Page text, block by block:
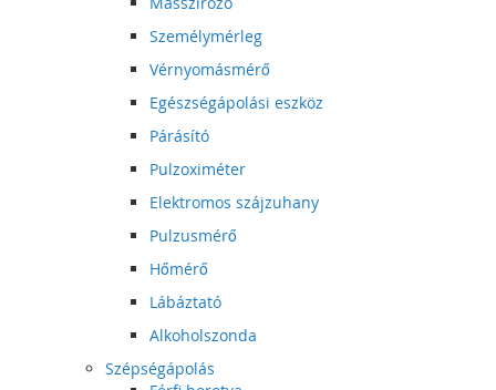
Személymérleg
Vérnyomásmérő
Egészségápolási eszköz
Párásító
Pulzoximéter
Elektromos szájzuhany
Pulzusmérő
Hőmérő
Lábáztató
Alkoholszonda
Szépségápolás